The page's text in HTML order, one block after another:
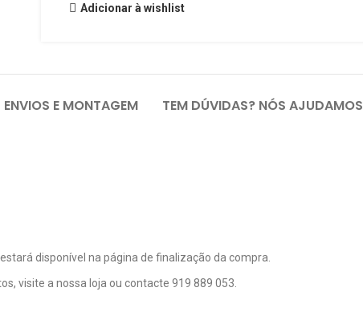
Adicionar à wishlist
ENVIOS E MONTAGEM TEM DÚVIDAS? NÓS AJUDAMOS
disponível na página de finalização da compra.
visite a nossa loja ou contacte 919 889 053.